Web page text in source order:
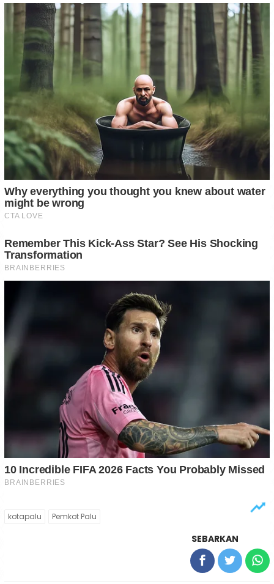
kotapalu Pemkot Palu
SEBARKAN